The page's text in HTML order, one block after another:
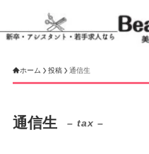
ホーム 投稿 通信生
通信生 – tax –